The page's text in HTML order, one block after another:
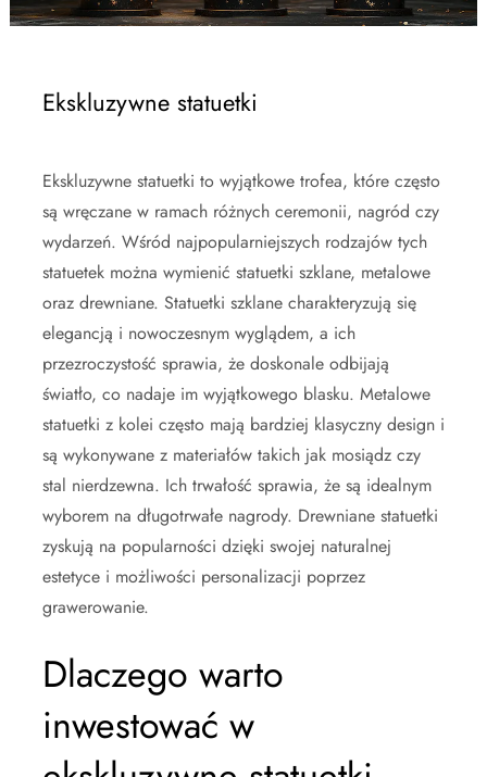
Ekskluzywne statuetki
Ekskluzywne statuetki to wyjątkowe trofea, które często
są wręczane w ramach różnych ceremonii, nagród czy
wydarzeń. Wśród najpopularniejszych rodzajów tych
statuetek można wymienić statuetki szklane, metalowe
oraz drewniane. Statuetki szklane charakteryzują się
elegancją i nowoczesnym wyglądem, a ich
przezroczystość sprawia, że doskonale odbijają
światło, co nadaje im wyjątkowego blasku. Metalowe
statuetki z kolei często mają bardziej klasyczny design i
są wykonywane z materiałów takich jak mosiądz czy
stal nierdzewna. Ich trwałość sprawia, że są idealnym
wyborem na długotrwałe nagrody. Drewniane statuetki
zyskują na popularności dzięki swojej naturalnej
estetyce i możliwości personalizacji poprzez
grawerowanie.
Dlaczego warto
inwestować w